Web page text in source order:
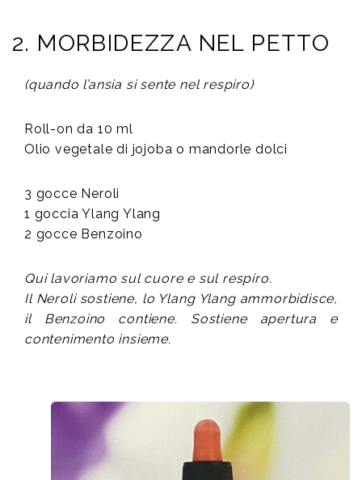
2. MORBIDEZZA NEL PETTO
(quando l’ansia si sente nel respiro)
Roll-on da 10 ml
Olio vegetale di jojoba o mandorle dolci
3 gocce Neroli
1 goccia Ylang Ylang
2 gocce Benzoino
Qui lavoriamo sul cuore e sul respiro.
Il Neroli sostiene, lo Ylang Ylang ammorbidisce,
il Benzoino contiene.
Sostiene apertura e
contenimento insieme.